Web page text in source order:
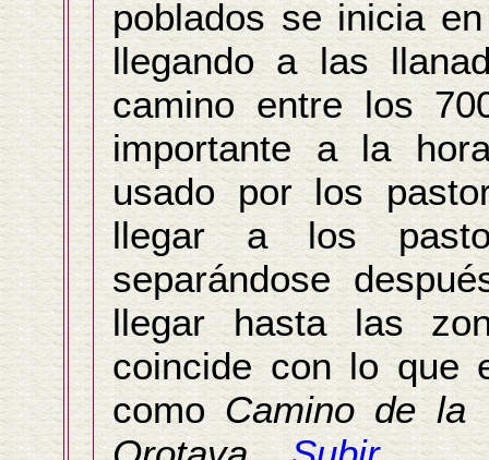
poblados se inicia
llegando a las
camino entre los
importante a la
usado por los
llegar a los
separándose
llegar hasta las
coincide con lo que
comoCamino de la